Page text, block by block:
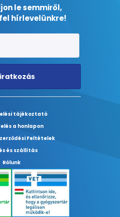
le semmiről,
hírlevelünkre!
tájékoztató
a honlapon
Feltételek
és szállítás
Rólunk